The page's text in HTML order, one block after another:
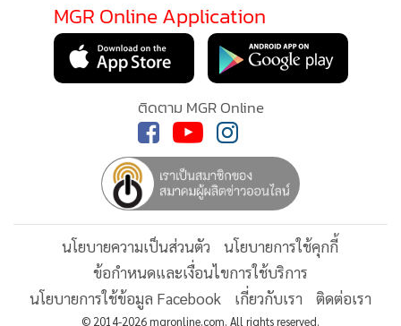
MGR Online Application
ติดตาม MGR Online
นโยบายความเป็นส่วนตัว
นโยบายการใช้คุกกี้
ข้อกำหนดและเงื่อนไขการใช้บริการ
นโยบายการใช้ข้อมูล Facebook
เกี่ยวกับเรา ติดต่อเรา
© 2014-2026 mgronline.com. All rights reserved.